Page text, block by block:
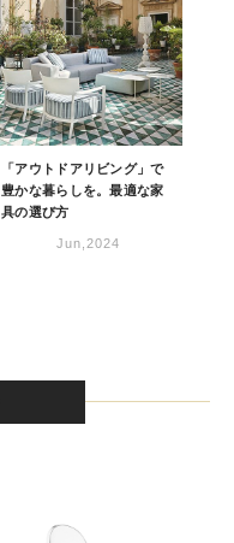
「アウトドアリビング」で
豊かな暮らしを。最適な家
具の選び方
Jun,2024